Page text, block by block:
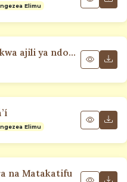
Elimu
Idhini ya wazazi kwa ajili ya ndoa ya Kibahá’i
Elimu
na Matakatifu